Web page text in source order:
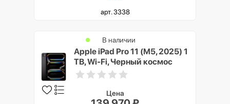
арт. 3338
Apple iPad Pro 11 (M5, 2025) 1
TB, Wi-Fi, Черный космос
(Space Black)
В наличии
Цена